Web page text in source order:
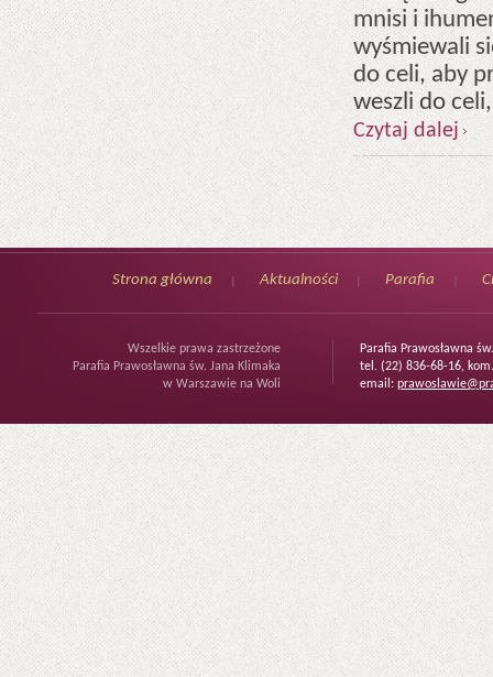
mnisi i
wyśmiewali
do celi, aby
weszli do
Czytaj dalej
Strona główna Aktualności Parafia
Wszelkie prawa zastrzeżone
Parafia Prawosławna św. Jana Klimaka
w Warszawie na Woli
Parafia Prawosławna
tel. (22) 836-68-16,
email: